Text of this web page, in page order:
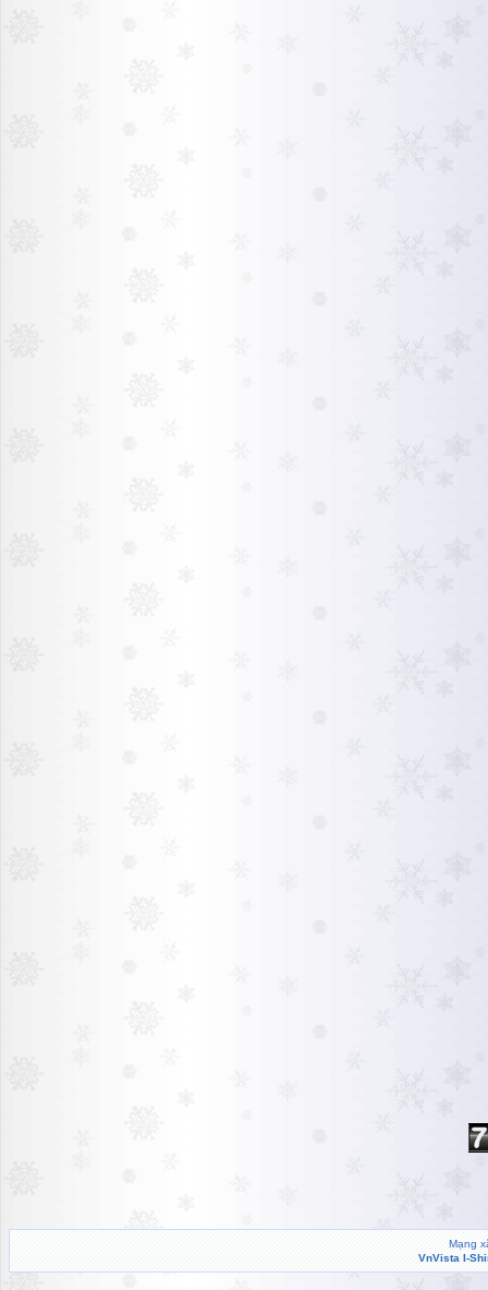
Mạng
VnVista I-